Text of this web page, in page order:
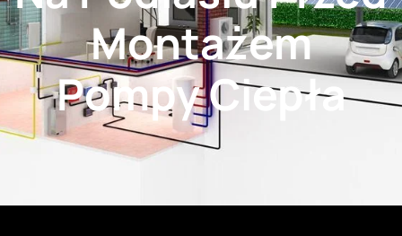
Montażem
Pompy Ciepła